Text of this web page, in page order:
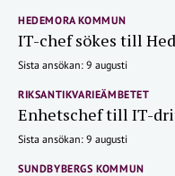
HEDEMORA KOMMUN
IT-chef sökes till
Sista ansökan: 9 augusti
RIKSANTIKVARIEÄMBETET
Enhetschef till IT-
Sista ansökan: 9 augusti
SUNDBYBERGS KOMMUN